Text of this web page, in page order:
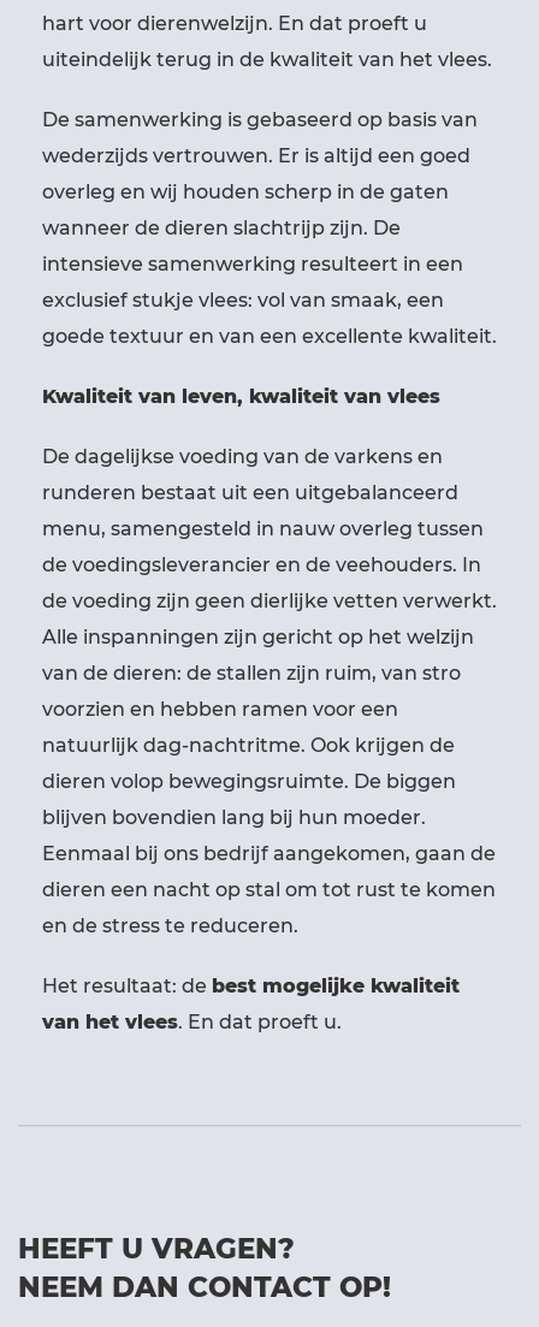
hart voor dierenwelzijn. En dat proeft u
uiteindelijk terug in de kwaliteit van het vlees.
De samenwerking is gebaseerd op basis van
wederzijds vertrouwen. Er is altijd een goed
overleg en wij houden scherp in de gaten
wanneer de dieren slachtrijp zijn. De
intensieve samenwerking resulteert in een
exclusief stukje vlees: vol van smaak, een
goede textuur en van een excellente kwaliteit.
Kwaliteit van leven, kwaliteit van vlees
De dagelijkse voeding van de varkens en
runderen bestaat uit een uitgebalanceerd
menu, samengesteld in nauw overleg tussen
de voedingsleverancier en de veehouders. In
de voeding zijn geen dierlijke vetten verwerkt.
Alle inspanningen zijn gericht op het welzijn
van de dieren: de stallen zijn ruim, van stro
voorzien en hebben ramen voor een
natuurlijk dag-nachtritme. Ook krijgen de
dieren volop bewegingsruimte. De biggen
blijven bovendien lang bij hun moeder.
Eenmaal bij ons bedrijf aangekomen, gaan de
dieren een nacht op stal om tot rust te komen
en de stress te reduceren.
Het resultaat: de best mogelijke kwaliteit
van het vlees. En dat proeft u.
HEEFT U VRAGEN?
NEEM DAN CONTACT OP!